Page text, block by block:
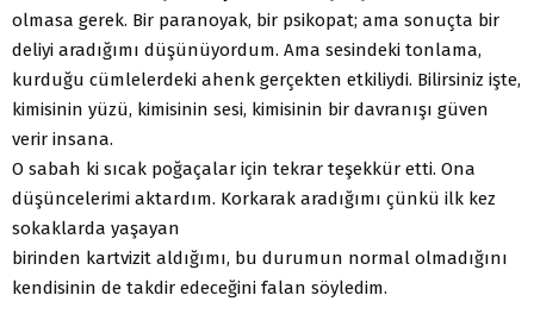
olmasa gerek. Bir paranoyak, bir psikopat; ama sonuçta bir
deliyi aradığımı düşünüyordum. Ama sesindeki tonlama,
kurduğu cümlelerdeki ahenk gerçekten etkiliydi. Bilirsiniz işte,
kimisinin yüzü, kimisinin sesi, kimisinin bir davranışı güven
verir insana.
O sabah ki sıcak poğaçalar için tekrar teşekkür etti. Ona
düşüncelerimi aktardım. Korkarak aradığımı çünkü ilk kez
sokaklarda yaşayan
birinden kartvizit aldığımı, bu durumun normal olmadığını
kendisinin de takdir edeceğini falan söyledim.